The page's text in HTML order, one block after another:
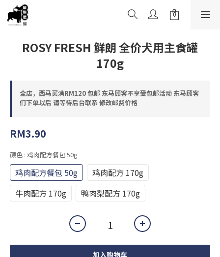
ROSY FRESH 鲜朗 全价犬用主食罐
170g
全店，西马买满RM120 包邮 东马顾客不享受包邮活动 东马顾客
们下单以后 请等待后台联系 修改邮费价格
RM3.90
颜色 : 鸡肉配方餐包 50g
鸡肉配方餐包 50g
鸡肉配方 170g
牛肉配方 170g
鸭肉梨配方 170g
加入购物车